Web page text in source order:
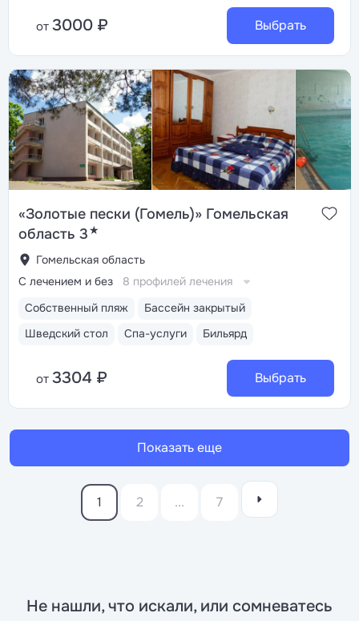
от 3000 ₽ Выбрать
«Золотые пески (Гомель)» Гомельская
область 3★
Гомельская область
Собственный пляж
Бассейн закрытый
Шведский стол
Спа-услуги Бильярд
С лечением и без 8 профилей лечения
от 3304 ₽ Выбрать
Показать еще
1 2 ... 7
Не нашли, что искали, или сомневатесь